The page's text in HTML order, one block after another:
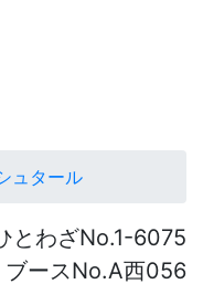
ュタール
とわざNo.1-6075
ブースNo.A西056